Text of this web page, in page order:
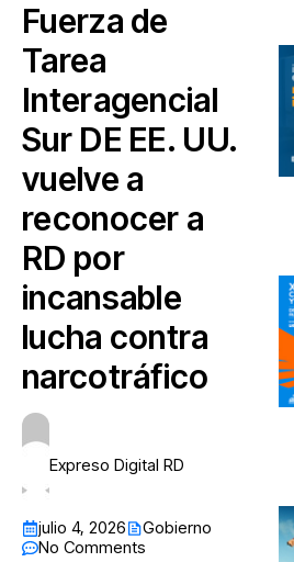
Fuerza de
Tarea
Interagencial
Sur DE EE. UU.
vuelve a
reconocer a
RD por
incansable
lucha contra
narcotráfico
Expreso Digital RD
julio 4, 2026
Gobierno
No Comments